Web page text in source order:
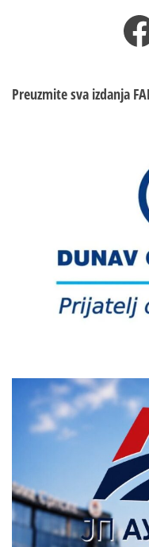
Preuzmite sva izdanja